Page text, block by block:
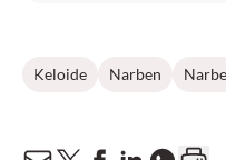
Keloide Narben